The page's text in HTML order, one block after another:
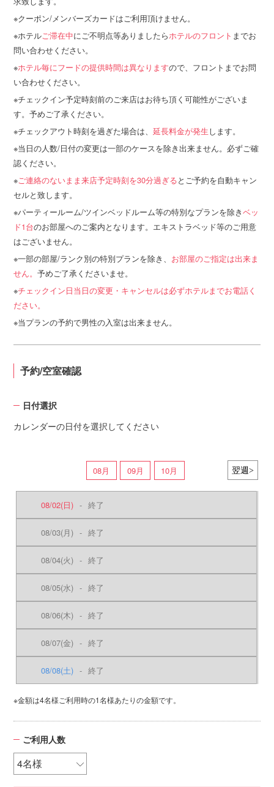
クーポン/メンバーズカードはご利用頂けません。
ホテルご滞在中にご不明点等ありましたらホテルのフロント までお
問い合わせください。
ホテル毎にフードの提供時間は異なりますので、フロントまでお問
い合わせください。
チェックイン予定時刻前のご来店はお待ち頂く可能性がございま
す。予めご了承ください。
チェックアウト時刻を過ぎた場合は、延長料金が発生します。
当日の人数/日付の変更は一部のケースを除き出来ません。必ずご確
認ください。
ご連絡のないまま来店予定時刻を30分過ぎるとご予約を自動キャン
セルと致します。
パーティールーム/ツインベッドルーム等の特別なプランを除きベッ
ド1台のお部屋へのご案内となります。エキストラベッド等のご用意
はございません。
一部の部屋/ランク別の特別プランを除き、 お部屋のご指定は出来ま
せん。予めご了承くださいませ。
チェックイン日当日の変更・キャンセルは必ずホテルまでお電話く
ださい。
当プランの予約で男性の入室は出来ません。
予約/空室確認
日付選択
カレンダーの日付を選択してください
08月 09月 10月
08/02(日) - 終了
08/03(月) - 終了
08/04(火) - 終了
08/05(水) - 終了
08/06(木) - 終了
08/07(金) - 終了
08/08(土) - 終了
※金額は4名様ご利用時の1名様あたりの金額です。
ご利用人数